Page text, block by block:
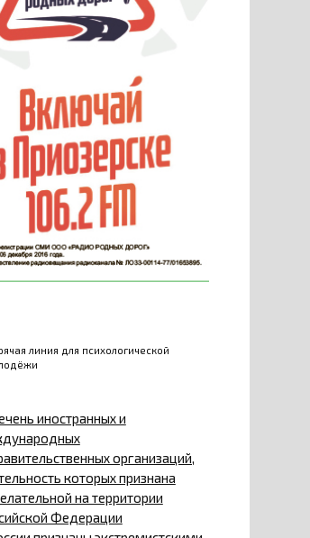
линия для психологической
иностранных и
организаций,
которых признана
на территории
Федерации